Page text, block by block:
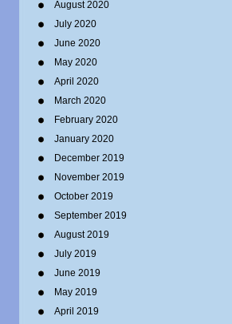
August 2020
July 2020
June 2020
May 2020
April 2020
March 2020
February 2020
January 2020
December 2019
November 2019
October 2019
September 2019
August 2019
July 2019
June 2019
May 2019
April 2019